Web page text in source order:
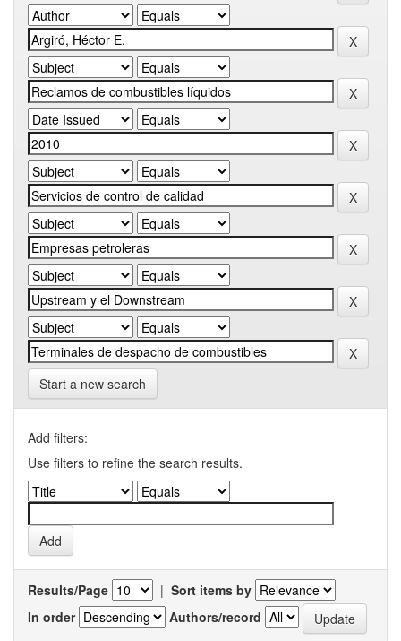
Start a new search
Add filters:
Use filters to refine the search results.
Results/Page | Sort items by
In order
Authors/record